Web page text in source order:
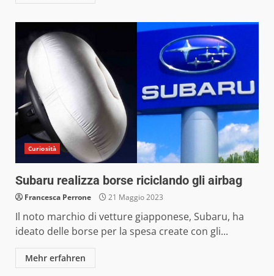
Curiosità
Subaru realizza borse riciclando gli airbag
Francesca Perrone 21 Maggio 2023
Il noto marchio di vetture giapponese, Subaru, ha
ideato delle borse per la spesa create con gli...
Mehr erfahren